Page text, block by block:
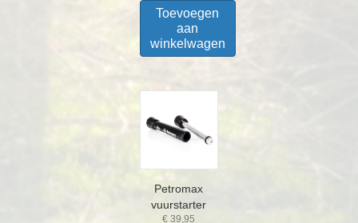
Toevoegen
aan
winkelwagen
Petromax
vuurstarter
€ 39,95